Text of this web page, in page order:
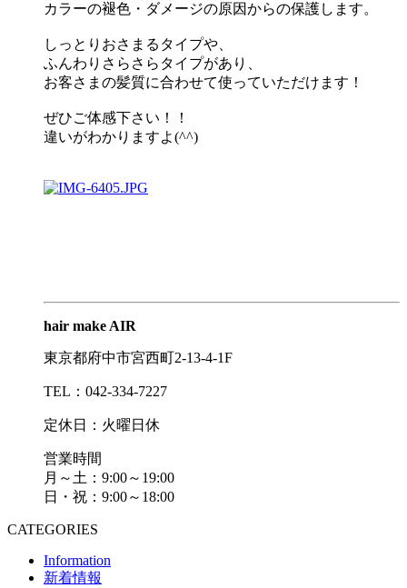
カラーの褪色・ダメージの原因からの保護します。
しっとりおさまるタイプや、
ふんわりさらさらタイプがあり、
お客さまの髪質に合わせて使っていただけます！
ぜひご体感下さい！！
違いがわかりますよ(^^)
hair make AIR
東京都府中市宮西町2-13-4-1F
TEL：042-334-7227
定休日：火曜日休
営業時間
月～土：9:00～19:00
日・祝：9:00～18:00
CATEGORIES
Information
新着情報